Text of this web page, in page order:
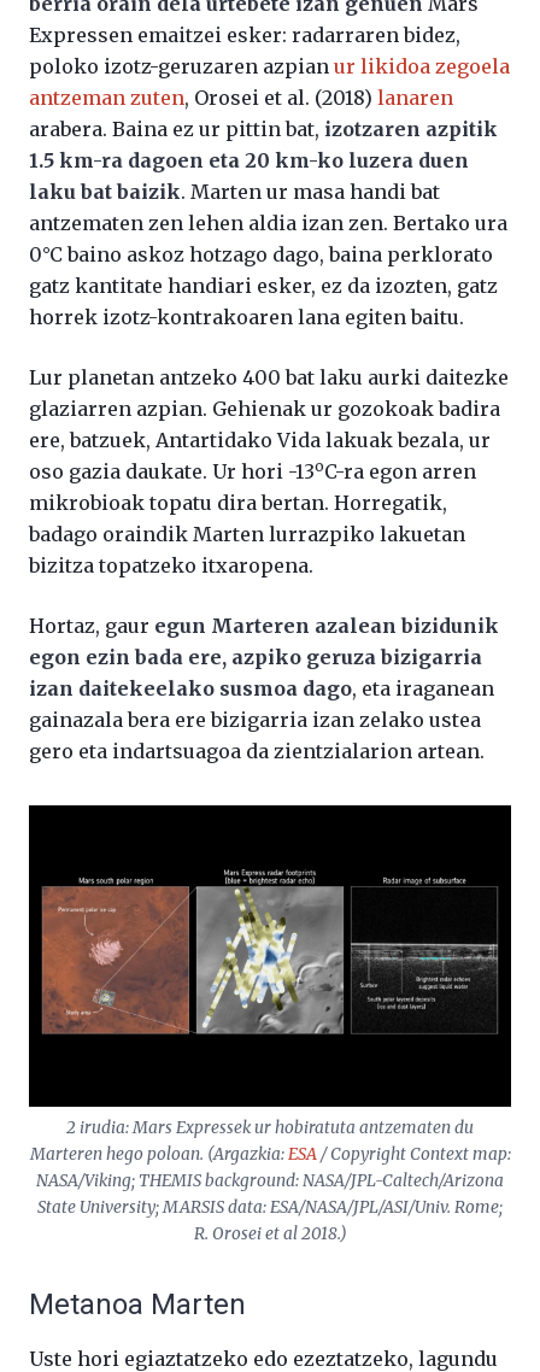
Expressen emaitzei esker: radarraren bidez,
poloko izotz-geruzaren azpian ur likidoa zegoela
antzeman zuten, Orosei et al. (2018) lanaren
arabera. Baina ez ur pittin bat, izotzaren azpitik
1.5 km-ra dagoen eta 20 km-ko luzera duen
laku bat baizik. Marten ur masa handi bat
antzematen zen lehen aldia izan zen. Bertako ura
0°C baino askoz hotzago dago, baina perklorato
gatz kantitate handiari esker, ez da izozten, gatz
horrek izotz-kontrakoaren lana egiten baitu.
Lur planetan antzeko 400 bat laku aurki daitezke
glaziarren azpian. Gehienak ur gozokoak badira
ere, batzuek, Antartidako Vida lakuak bezala, ur
oso gazia daukate. Ur hori -13oC-ra egon arren
mikrobioak topatu dira bertan. Horregatik,
badago oraindik Marten lurrazpiko lakuetan
bizitza topatzeko itxaropena.
Hortaz, gaur egun Marteren azalean bizidunik
egon ezin bada ere, azpiko geruza bizigarria
izan daitekeelako susmoa dago, eta iraganean
gainazala bera ere bizigarria izan zelako ustea
gero eta indartsuagoa da zientzialarion artean.
2 irudia: Mars Expressek ur hobiratuta antzematen du
Marteren hego poloan. (Argazkia:ESA/ Copyright Context map:
NASA/Viking; THEMIS background: NASA/JPL-Caltech/Arizona
State University; MARSIS data: ESA/NASA/JPL/ASI/Univ. Rome;
R. Orosei et al 2018.)
Metanoa Marten
Uste hori egiaztatzeko edo ezeztatzeko, lagundu